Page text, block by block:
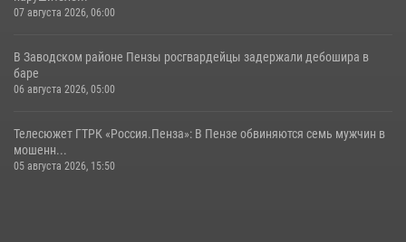
07 августа 2026, 06:00
В Заводском районе Пензы росгвардейцы задержали дебошира в
баре
06 августа 2026, 05:00
Телесюжет ГТРК «Россия.Пенза»: В Пензе обвиняются семь мужчин в
мошенн...
05 августа 2026, 15:50